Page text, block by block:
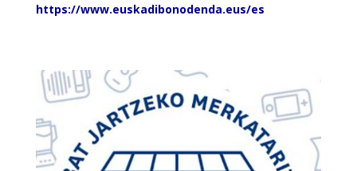
https://www.euskadibonodenda.eus/es